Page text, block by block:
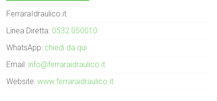
FerraraIdraulico.it
Linea Diretta: 0532 050010
WhatsApp: chiedi da qui
Email: info@ferraraidraulico.it
Website:www.ferraraidraulico.it